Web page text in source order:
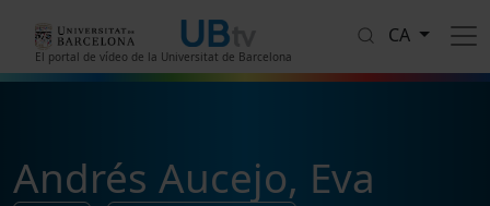
El portal de vídeo de la Universitat de Barcelona
CA
Andrés Aucejo, Eva